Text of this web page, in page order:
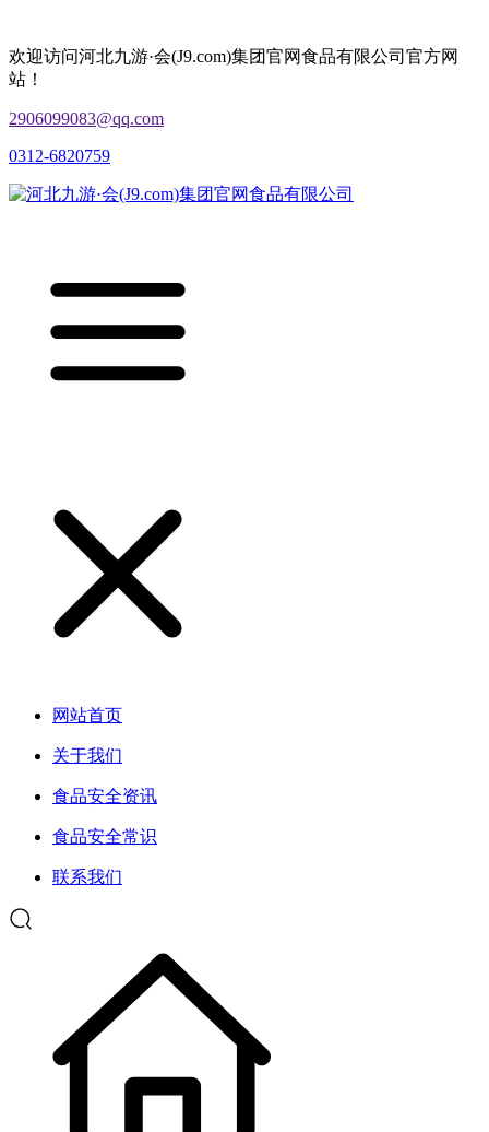
欢迎访问河北九游·会(J9.com)集团官网食品有限公司官方网
站！
2906099083@qq.com
0312-6820759
网站首页
关于我们
食品安全资讯
食品安全常识
联系我们